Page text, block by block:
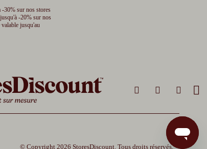
30% sur nos stores
-20% sur nos
jusqu'au
© Copyright 2026 StoresDiscount. Tous droits réservés.